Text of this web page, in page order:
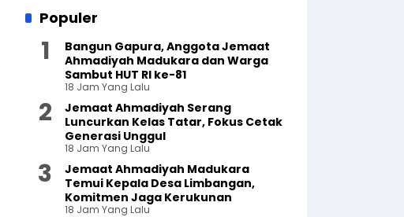
Populer
Bangun Gapura, Anggota Jemaat
Ahmadiyah Madukara dan Warga
Sambut HUT RI ke-81
18 Jam Yang Lalu
Jemaat Ahmadiyah Serang
Luncurkan Kelas Tatar, Fokus Cetak
Generasi Unggul
18 Jam Yang Lalu
Jemaat Ahmadiyah Madukara
Temui Kepala Desa Limbangan,
Komitmen Jaga Kerukunan
18 Jam Yang Lalu